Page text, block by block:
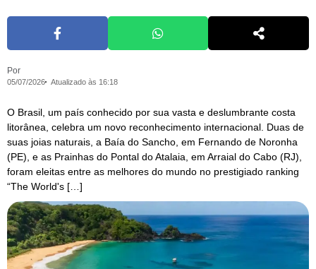
Por
05/07/2026 Atualizado às 16:18
O Brasil, um país conhecido por sua vasta e deslumbrante costa
litorânea, celebra um novo reconhecimento internacional. Duas de
suas joias naturais, a Baía do Sancho, em Fernando de Noronha
(PE), e as Prainhas do Pontal do Atalaia, em Arraial do Cabo (RJ),
foram eleitas entre as melhores do mundo no prestigiado ranking
“The World's […]